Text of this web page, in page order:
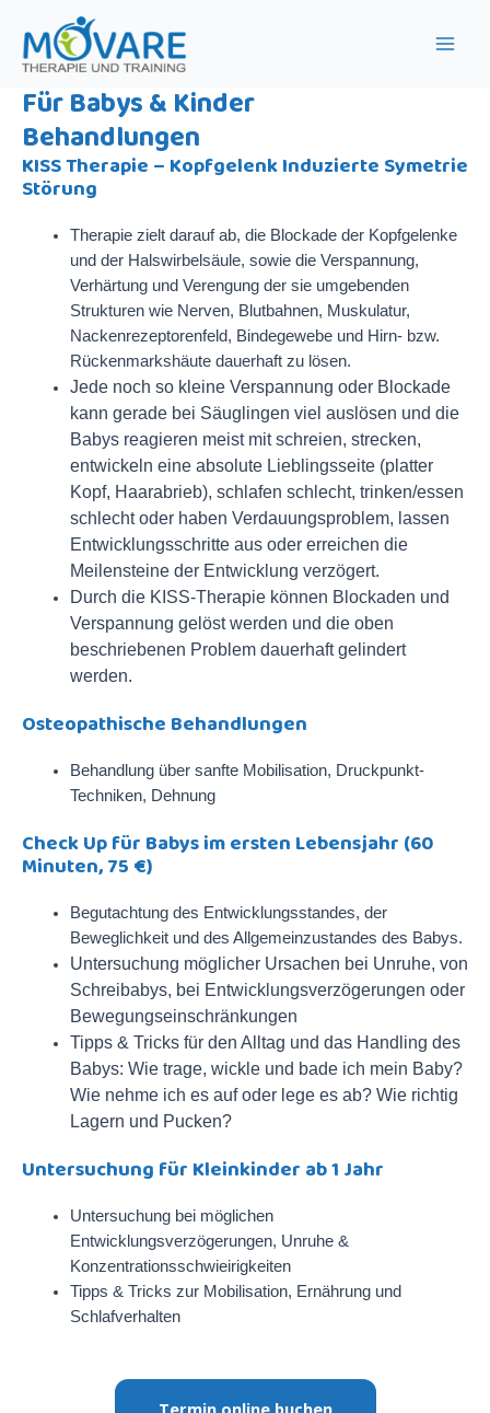
Inhalt
springen
Für Babys & Kinder
Behandlungen
KISS Therapie – Kopfgelenk Induzierte Symetrie
Störung
Therapie zielt darauf ab, die Blockade der Kopfgelenke
und der Halswirbelsäule, sowie die Verspannung,
Verhärtung und Verengung der sie umgebenden
Strukturen wie Nerven, Blutbahnen, Muskulatur,
Nackenrezeptorenfeld, Bindegewebe und Hirn- bzw.
Rückenmarkshäute dauerhaft zu lösen.
Jede noch so kleine Verspannung oder Blockade
kann gerade bei Säuglingen viel auslösen und die
Babys reagieren meist mit schreien, strecken,
entwickeln eine absolute Lieblingsseite (platter
Kopf, Haarabrieb), schlafen schlecht, trinken/essen
schlecht oder haben Verdauungsproblem, lassen
Entwicklungsschritte aus oder erreichen die
Meilensteine der Entwicklung verzögert.
Durch die KISS-Therapie können Blockaden und
Verspannung gelöst werden und die oben
beschriebenen Problem dauerhaft gelindert
werden.
Osteopathische Behandlungen
Behandlung über sanfte Mobilisation, Druckpunkt-
Techniken, Dehnung
Check Up für Babys im ersten Lebensjahr (60
Minuten, 75 €)
Begutachtung des Entwicklungsstandes, der
Beweglichkeit und des Allgemeinzustandes des Babys.
Untersuchung möglicher Ursachen bei Unruhe, von
Schreibabys, bei Entwicklungsverzögerungen oder
Bewegungseinschränkungen
Tipps & Tricks für den Alltag und das Handling des
Babys: Wie trage, wickle und bade ich mein Baby?
Wie nehme ich es auf oder lege es ab? Wie richtig
Lagern und Pucken?
Untersuchung für Kleinkinder ab 1 Jahr
Untersuchung bei möglichen
Entwicklungsverzögerungen, Unruhe &
Konzentrationsschwieirigkeiten
Tipps & Tricks zur Mobilisation, Ernährung und
Schlafverhalten
Termin online buchen